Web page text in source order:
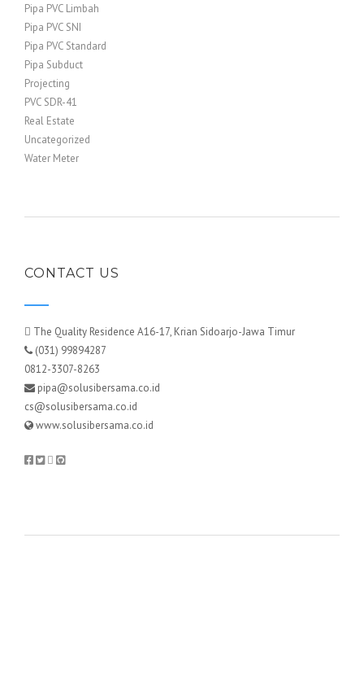
Pipa PVC Limbah
Pipa PVC SNI
Pipa PVC Standard
Pipa Subduct
Projecting
PVC SDR-41
Real Estate
Uncategorized
Water Meter
CONTACT US
The Quality Residence A16-17, Krian Sidoarjo-Jawa Timur
(031) 99894287
0812-3307-8263
pipa@solusibersama.co.id
cs@solusibersama.co.id
www.solusibersama.co.id